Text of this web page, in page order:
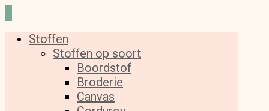
Stoffen
Stoffen op soort
Boordstof
Broderie
Canvas